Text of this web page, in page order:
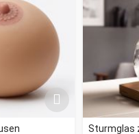
Sturmglas